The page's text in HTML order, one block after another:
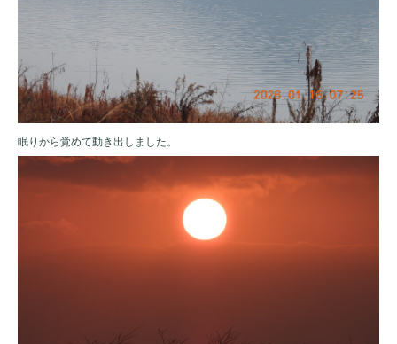
眠りから覚めて動き出しました。